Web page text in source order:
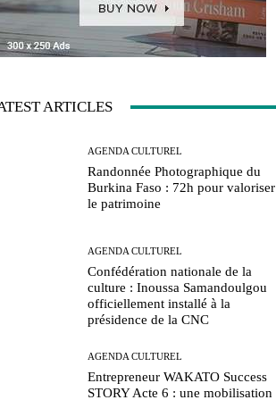
ARTICLES
AGENDA CULTUREL
Randonnée Photographique du
Burkina Faso : 72h pour valoriser
le patrimoine
AGENDA CULTUREL
Confédération nationale de la
culture : Inoussa Samandoulgou
officiellement installé à la
présidence de la CNC
AGENDA CULTUREL
Entrepreneur WAKATO Success
STORY Acte 6 : une mobilisation